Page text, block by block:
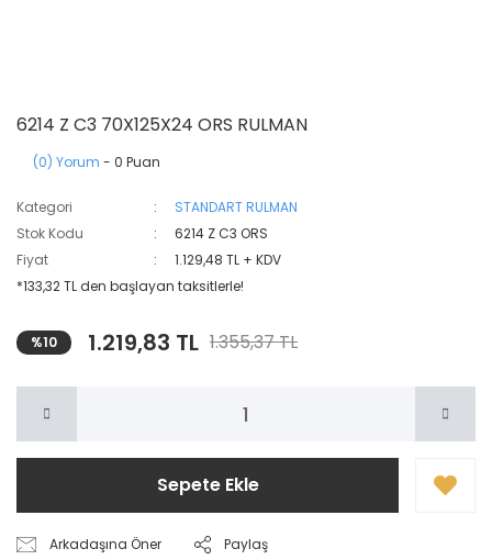
6214 Z C3 70X125X24 ORS RULMAN
(0) Yorum - 0 Puan
Kategori
STANDART RULMAN
Stok Kodu
6214 Z C3 ORS
Fiyat
1.129,48 TL + KDV
*133,32 TL den başlayan taksitlerle!
%10 1.219,83 TL 1.355,37 TL
Sepete Ekle
Arkadaşına Öner Paylaş